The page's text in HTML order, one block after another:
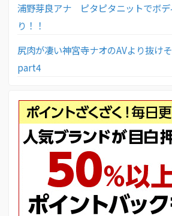
浦野芽良アナ ピタピタニットでボデ
り！！
尻肉が凄い神宮寺ナオのAVより抜け
part4